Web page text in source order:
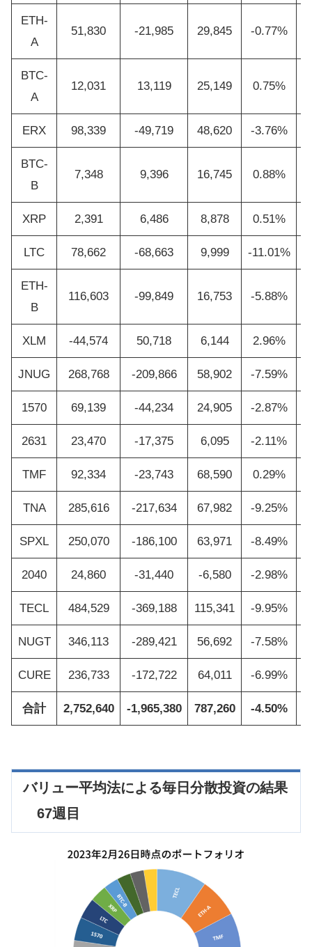
ETH-
A
51,830 -21,985 29,845 -0.77%
BTC-
A
12,031 13,119 25,149 0.75%
ERX 98,339 -49,719 48,620 -3.76%
BTC-
B
7,348 9,396 16,745 0.88%
XRP 2,391 6,486 8,878 0.51%
LTC 78,662 -68,663 9,999 -11.01%
ETH-
B
116,603 -99,849 16,753 -5.88%
XLM -44,574 50,718 6,144 2.96%
JNUG 268,768 -209,866 58,902 -7.59%
1570 69,139 -44,234 24,905 -2.87%
2631 23,470 -17,375 6,095 -2.11%
TMF 92,334 -23,743 68,590 0.29%
TNA 285,616 -217,634 67,982 -9.25%
SPXL 250,070 -186,100 63,971 -8.49%
2040 24,860 -31,440 -6,580 -2.98%
TECL 484,529 -369,188 115,341 -9.95%
NUGT 346,113 -289,421 56,692 -7.58%
CURE 236,733 -172,722 64,011 -6.99%
合計 2,752,640 -1,965,380 787,260 -4.50%
バリュー平均法による毎日分散投資の結果
67週目